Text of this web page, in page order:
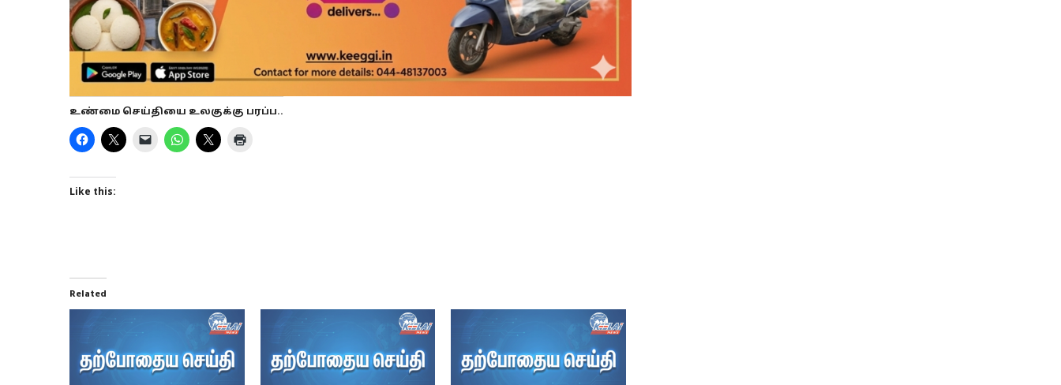
உண்மை செய்தியை உலகுக்கு பரப்ப..
Like this:
Related